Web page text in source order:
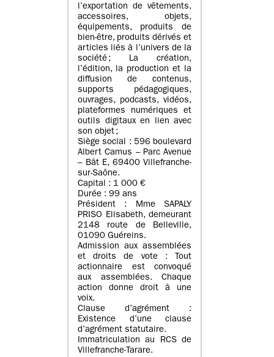
l’exportation de vêtements,
accessoires, objets,
équipements, produits de
bien-être, produits dérivés et
articles liés à l’univers de la
société ; La création,
l’édition, la production et la
diffusion de contenus,
supports pédagogiques,
ouvrages, podcasts, vidéos,
plateformes numériques et
outils digitaux en lien avec
son objet ;
Siège social : 596 boulevard
Albert Camus – Parc Avenue
– Bât E, 69400 Villefranche-
sur-Saône.
Capital : 1 000 €
Durée : 99 ans
Président : Mme SAPALY
PRISO Elisabeth, demeurant
2148 route de Belleville,
01090 Guéreins.
Admission aux assemblées
et droits de vote : Tout
actionnaire est convoqué
aux assemblées. Chaque
action donne droit à une
voix.
Clause d’agrément :
Existence d’une clause
d’agrément statutaire.
Immatriculation au RCS de
Villefranche-Tarare.